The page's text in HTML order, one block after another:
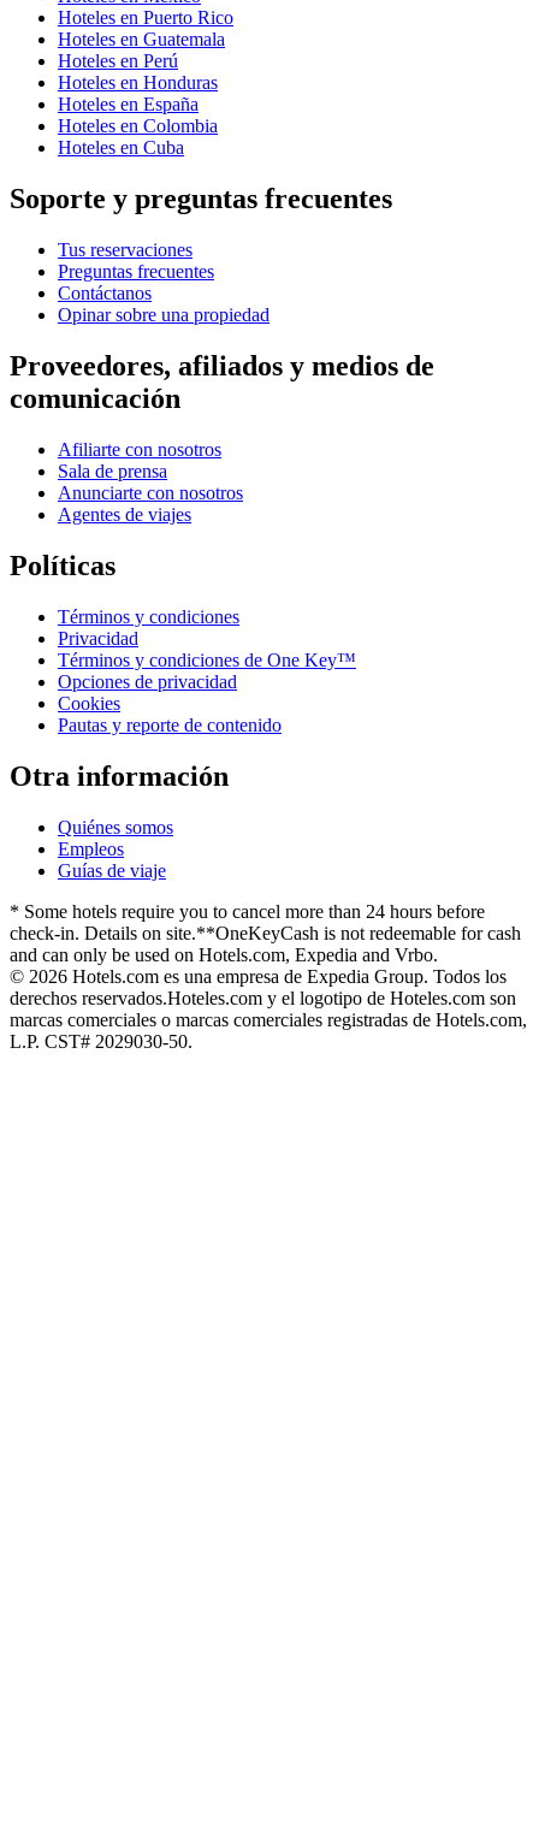
Hoteles en Puerto Rico
Hoteles en Guatemala
Hoteles en Perú
Hoteles en Honduras
Hoteles en España
Hoteles en Colombia
Hoteles en Cuba
Soporte y preguntas frecuentes
Tus reservaciones
Preguntas frecuentes
Contáctanos
Opinar sobre una propiedad
Proveedores, afiliados y medios de
comunicación
Afiliarte con nosotros
Sala de prensa
Anunciarte con nosotros
Agentes de viajes
Políticas
Términos y condiciones
Privacidad
Términos y condiciones de One Key™
Opciones de privacidad
Cookies
Pautas y reporte de contenido
Otra información
Quiénes somos
Empleos
Guías de viaje
* Some hotels require you to cancel more than 24 hours before
check-in. Details on site.**OneKeyCash is not redeemable for cash
and can only be used on Hotels.com, Expedia and Vrbo.
© 2026 Hotels.com es una empresa de Expedia Group. Todos los
derechos reservados.Hoteles.com y el logotipo de Hoteles.com son
marcas comerciales o marcas comerciales registradas de Hotels.com,
L.P. CST# 2029030-50.